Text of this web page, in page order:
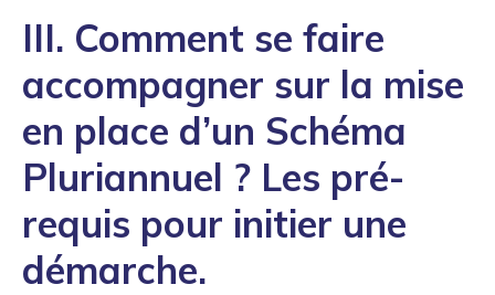
III. Comment se faire
accompagner sur la mise
en place d’un Schéma
Pluriannuel ? Les pré-
requis pour initier une
démarche.